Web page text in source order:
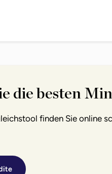
die besten
finden Sie online